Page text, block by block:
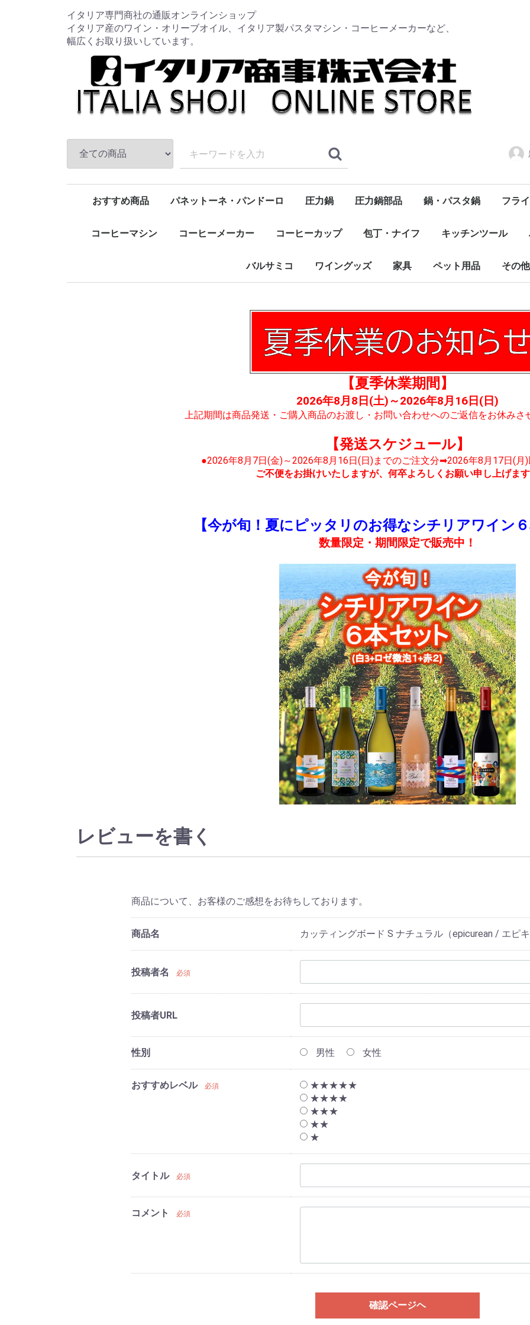
イタリア専門商社の通販オンラインショップ
イタリア産のワイン・オリーブオイル、イタリア製パスタマシン・コーヒーメーカーなど、
幅広くお取り扱いしています。
おすすめ商品
新規取扱商品
特売品コーナー
ワイン 赤
白
ロゼ
発泡・微発泡
オリーブオイル ノストラーレ
バルサミコ 食品全般(トマト・パスタ等) トマト・パスタソース
パスタ
調味料
FRAGASSIのトマト
ソフトドリンク
ハム・チーズ ハム・サラミ・パンチェッタ・スモークサーモン
チーズ
パスタ ドンペッペ（DON PEPPE）
デルヴェルデ（DELVERDE）
トマト・パスタソース
調味料
コーヒー豆・粉 タルトゥーフィ ジミー/Tartufi Jimmy
圧力鍋
お鍋類
フライパン類
キッチン用品
包丁・ナイフ・まな板
クッキングスケール
南部鉄器
iwaki / イワキ Cuitisan / クイッティサン
Aladdin / アラジン
HARIO / ハリオ フィルターインボトル 300ml
750ml
ALESSI / アレッシィ
Cutipol /クチポール
Zip Top / ジップトップ月兎印 / TSUKI-USAGI BRAND
野田琺瑯 ケトル・ポット
スクウェア
レクタングル浅型
レクタングル深型
持ち手付きストッカー
バターケース
ボール
バット
ロカポ
ぬか漬け美人
柳宗理
OIGEN / オイゲン
KIHARA / キハラ
OXO オクソー
leye / レイエ epicurean / エピキュリアン
Microplane / マイクロプレイン
Lagostina / ラゴスティーナ ニューサルヴァスパツィオ
Legnoart / レーニョアート
Joseph Joseph / ジョセフジョセフ
パスタマシン
ワイングッズ
コーヒーカップ・グラス
家具
ペット用品
1 食品全般・食材・パスタソース
コーヒー豆
キッチン用品
ワイン・オリーブオイル
パネットーネ・パンドーロ 圧力鍋 圧力鍋部品 鍋・パスタ鍋 フラ
コーヒーマシン コーヒーメーカー コーヒーカップ 包丁・ナイフ キッチンツール
バルサミコ ワイングッズ 家具 ペット用品 その
【夏季休業期間】
2026年8月8日(土)～2026年8月16日(日)
上記期間は商品発送・ご購入商品のお渡し・お問い合わせへのご返信をお休みさ
【発送スケジュール】
●2026年8月7日(金)～2026年8月16日(日)までのご注文分➡2026年8月17日(月
ご不便をお掛けいたしますが、何卒よろしくお願い申し上げます
【今が旬！夏にピッタリのお得なシチリアワイン６
数量限定・期間限定で販売中！
レビューを書く
商品について、お客様のご感想をお待ちしております。
商品名 カッティングボード S ナチュラル（epicurean / エピキ
投稿者名 必須
投稿者URL
性別 男性 女性
おすすめレベル 必須
★★★★★
★★★★
★★★
★★
★
タイトル 必須
コメント 必須
確認ページヘ